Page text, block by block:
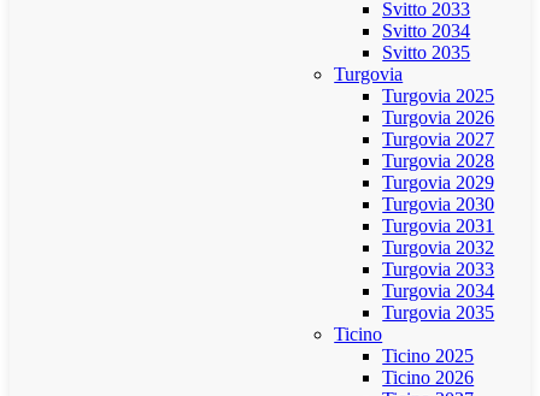
Svitto 2033
Svitto 2034
Svitto 2035
Turgovia
Turgovia 2025
Turgovia 2026
Turgovia 2027
Turgovia 2028
Turgovia 2029
Turgovia 2030
Turgovia 2031
Turgovia 2032
Turgovia 2033
Turgovia 2034
Turgovia 2035
Ticino
Ticino 2025
Ticino 2026